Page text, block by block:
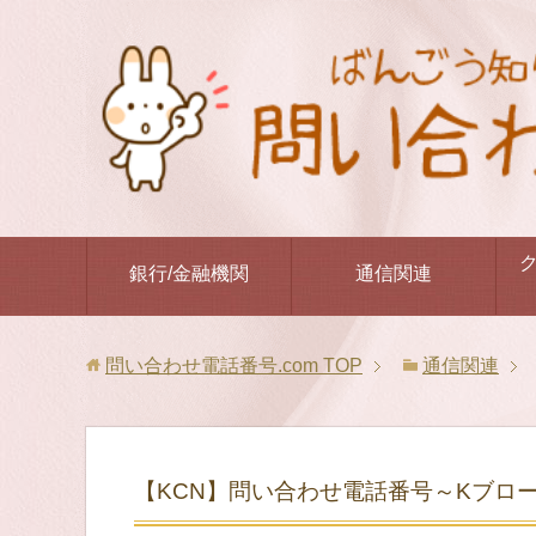
銀行/金融機関 通信関連
問い合わせ電話番号.com TOP 通信関連
【KCN】問い合わせ電話番号～Kブロ